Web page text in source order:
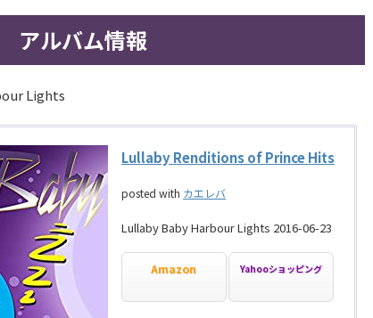
アルバム情報
Lights
Lullaby Renditions of Prince Hits
posted with カエレバ
Lullaby Baby Harbour Lights 2016-06-23
Amazon Yahooショッピング